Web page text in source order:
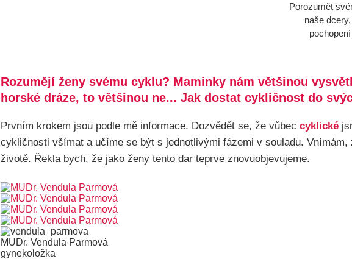
Porozumět
naše
Rozumějí ženy svému cyklu? Maminky nám většinou
horské dráze, to většinou ne... Jak dostat cykličnost do
Prvním krokem jsou podle mě informace. Dozvědět se, že vůbec cyklické
cykličnosti všímat a učíme se být s jednotlivými fázemi v souladu.
životě. Řekla bych, že jako ženy tento dar teprve znovuobjevujeme.
MUDr. Vendula Parmová
gynekoložka